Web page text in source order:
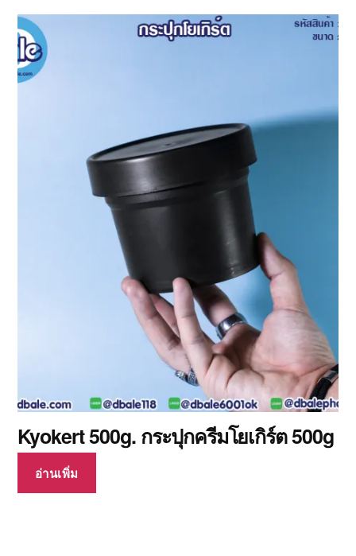
Kyokert 500g. กระปุกครีมโยเกิร์ต 500g
อ่านเพิ่ม